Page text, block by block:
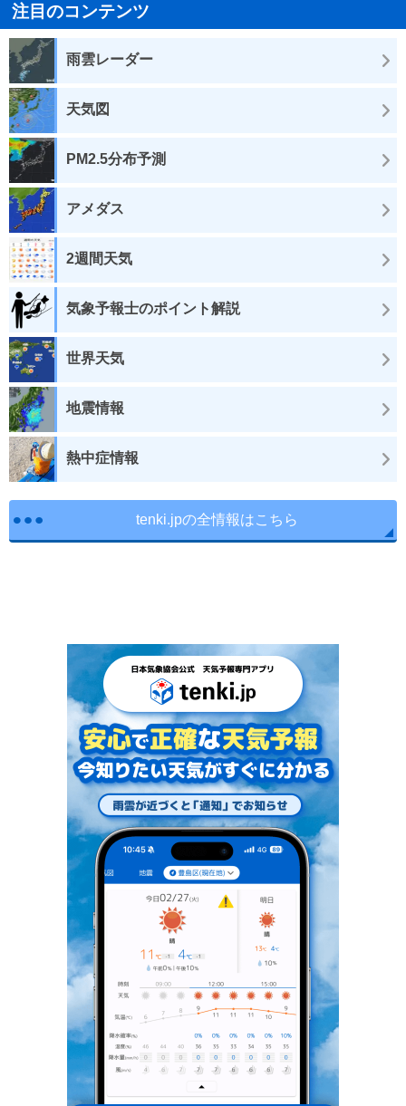
注目のコンテンツ
雨雲レーダー
天気図
PM2.5分布予測
アメダス
2週間天気
気象予報士のポイント解説
世界天気
地震情報
熱中症情報
tenki.jpの全情報はこちら